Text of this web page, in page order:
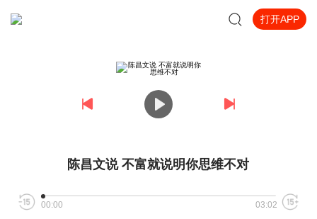
打开APP
陈昌文说 不富就说明你思维不对
00:00 03:02